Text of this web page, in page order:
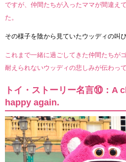
ですが、仲間たちが入ったママが間違え
た。
その様子を陰から見ていたウッディの叫び
これまで一緒に過ごしてきた仲間たちが
耐えられないウッディの悲しみが伝わって
トイ・ストーリー名言⑩：A
happy again.